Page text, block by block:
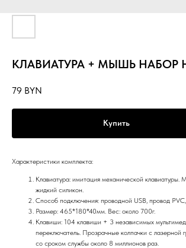
КЛАВИАТУРА + МЫШЬ НАБОР
79 BYN
Купить
Характеристики комплекта:
Клавиатура: имитация механической клавиатуры.
жидкий силикон.
Способ подключения: проводной USB, провод
Размер: 465*180*40мм. Вес: около 700г.
Клавиши: 104 клавиши + 3 независимых
переключатель. Прозрачные колпачки с лазерной
со сроком службы около 8 миллионов раз.